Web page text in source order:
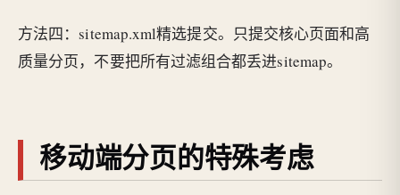
方法四：sitemap.xml精选提交。只提交核心页面和高
质量分页，不要把所有过滤组合都丢进sitemap。
移动端分页的特殊考虑